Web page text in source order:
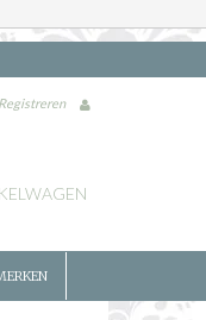
Registreren